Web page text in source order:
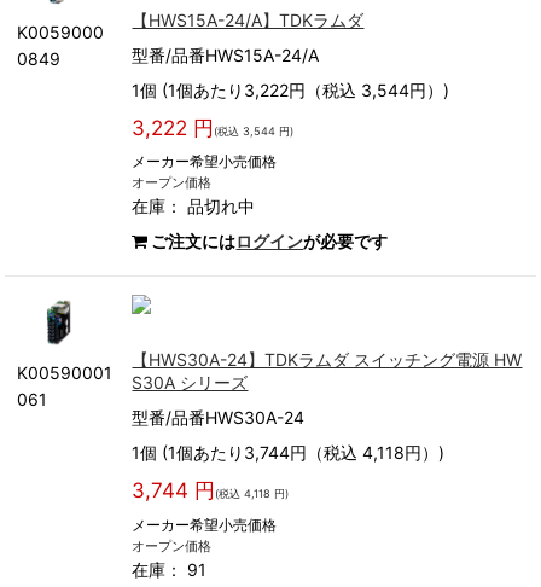
K0059000
0849
【HWS15A-24/A】TDKラムダ
型番/品番HWS15A-24/A
1個 (1個あたり3,222円（税込 3,544円）)
3,222 円 (税込 3,544 円)
メーカー希望小売価格
オープン価格
在庫：品切れ中
ご注文にはログインが必要です
K00590001
061
【HWS30A-24】TDKラムダ スイッチング電源 HW
S30A シリーズ
型番/品番HWS30A-24
1個 (1個あたり3,744円（税込 4,118円）)
3,744 円 (税込 4,118 円)
メーカー希望小売価格
オープン価格
在庫： 91